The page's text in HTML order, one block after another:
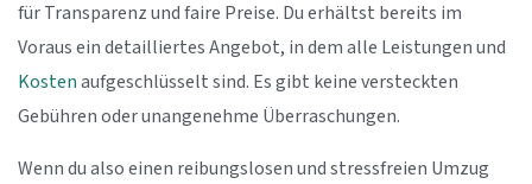
für Transparenz und faire Preise. Du erhältst bereits im
Voraus ein detailliertes Angebot, in dem alle Leistungen und
Kostenaufgeschlüsselt sind. Es gibt keine versteckten
Gebühren oder unangenehme Überraschungen.
Wenn du also einen reibungslosen und stressfreien Umzug